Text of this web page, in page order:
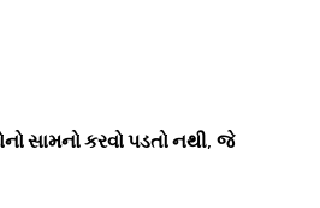
સામનો કરવો પડતો નથી, જે